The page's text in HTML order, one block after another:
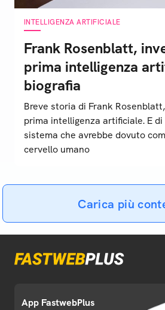
INTELLIGENZA ARTIFICIALE
Frank Rosenblatt,
prima intelligenza
biografia
Breve storia di Frank
prima intelligenza artificiale. E di
sistema che avrebbe dovuto
cervello umano
Carica più
App FastwebPlus